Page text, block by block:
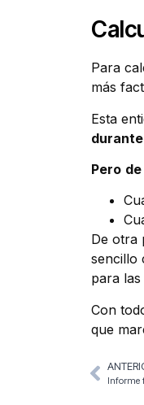
Para
más
Esta
Pero
De otra
sencillo
para
Con
que
Informe